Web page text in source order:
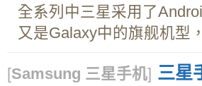
全系列中三星采用了
又是Galaxy中的旗舰机型
[Samsung 三星手机] 三星